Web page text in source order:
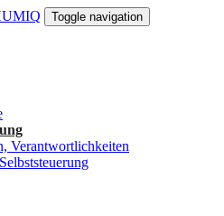
Toggle navigation
Verantwortlichkeiten